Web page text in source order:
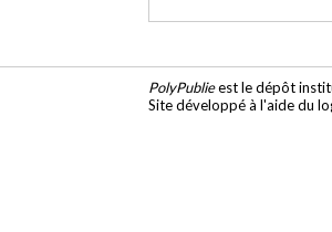
PolyPublieest le dépôt
Site développé à l'aide du